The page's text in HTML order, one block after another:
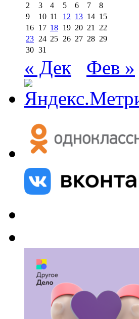
2
3 4 5 6 7
8
9
10 11 12 13 14 15
16 17 18 19 20 21 22
23 24 25 26 27 28 29
30 31
« Дек Фев »